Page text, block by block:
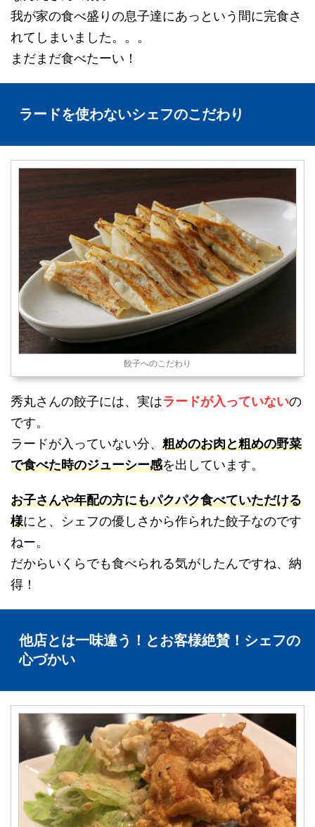
我が家の食べ盛りの息子達にあっという間に完食さ
れてしまいました。。。
まだまだ食べたーい！
ラードを使わないシェフのこだわり
餃子へのこだわり
秀丸さんの餃子には、実はラードが入っていないの
です。
ラードが入っていない分、 粗めのお肉と粗めの野菜
で食べた時のジューシー感を出しています。
お子さんや年配の方にもパクパク食べていただける
様にと、シェフの優しさから作られた餃子なのです
ねー。
だからいくらでも食べられる気がしたんですね、納
得！
他店とは一味違う！とお客様絶賛！シェフの
心づかい